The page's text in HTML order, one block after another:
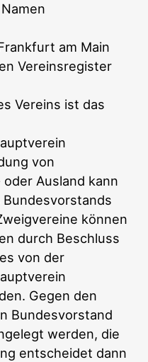
am Main
Vereinsregister
Vereins ist das
von
Ausland kann
können
durch Beschluss
von der
Gegen den
Bundesvorstand
werden, die
entscheidet dann